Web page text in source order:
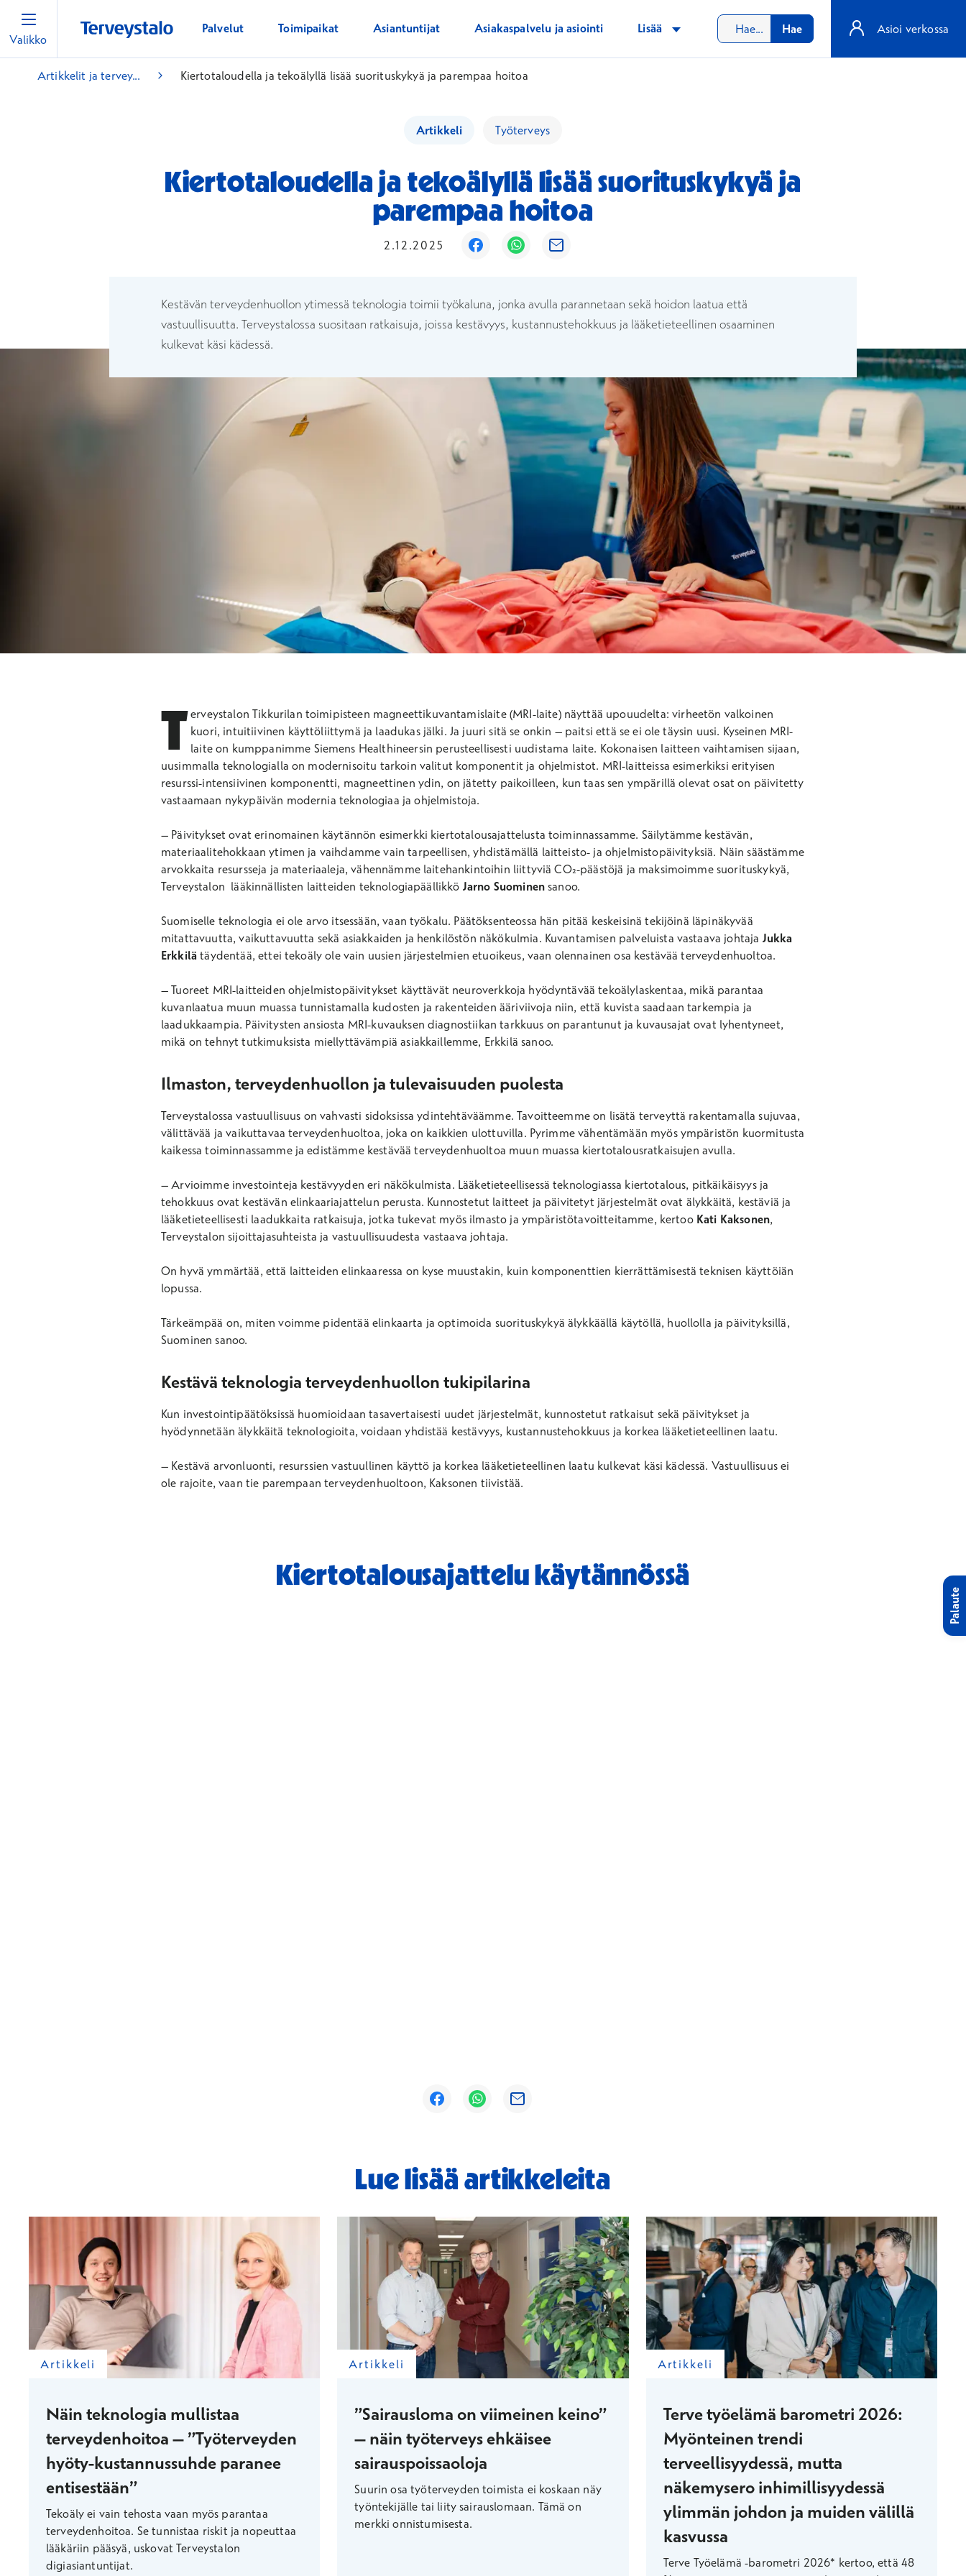
Valikko
Palvelut Toimipaikat Asiantuntijat Asiakaspalvelu ja asiointi Lisää Hae Asioi verkossa
Artikkelit ja tervey... Kiertotaloudella ja tekoälyllä lisää suorituskykyä ja parempaa hoitoa
Artikkeli Työterveys
Kiertotaloudella ja tekoälyllä lisää suorituskykyä ja
parempaa hoitoa
2.12.2025 Avautuu uuteen ikkunaan
Avautuu uuteen ikkunaan
Avautuu uuteen ikkunaan
Kestävän terveydenhuollon ytimessä teknologia toimii työkaluna, jonka avulla parannetaan sekä hoidon laatua että
vastuullisuutta. Terveystalossa suositaan ratkaisuja, joissa kestävyys, kustannustehokkuus ja lääketieteellinen osaaminen
kulkevat käsi kädessä.
T erveystalon Tikkurilan toimipisteen magneettikuvantamislaite (MRI-laite) näyttää upouudelta: virheetön valkoinen
kuori, intuitiivinen käyttöliittymä ja laadukas jälki. Ja juuri sitä se onkin – paitsi että se ei ole täysin uusi. Kyseinen MRI-
laite on kumppanimme Siemens Healthineersin perusteellisesti uudistama laite. Kokonaisen laitteen vaihtamisen sijaan,
uusimmalla teknologialla on modernisoitu tarkoin valitut komponentit ja ohjelmistot. MRI-laitteissa esimerkiksi erityisen
resurssi-intensiivinen komponentti, magneettinen ydin, on jätetty paikoilleen, kun taas sen ympärillä olevat osat on päivitetty
vastaamaan nykypäivän modernia teknologiaa ja ohjelmistoja.
– Päivitykset ovat erinomainen käytännön esimerkki kiertotalousajattelusta toiminnassamme. Säilytämme kestävän,
materiaalitehokkaan ytimen ja vaihdamme vain tarpeellisen, yhdistämällä laitteisto- ja ohjelmistopäivityksiä. Näin säästämme
arvokkaita resursseja ja materiaaleja, vähennämme laitehankintoihin liittyviä CO₂-päästöjä ja maksimoimme suorituskykyä,
Terveystalon lääkinnällisten laitteiden teknologiapäällikkö Jarno Suominen sanoo.
Suomiselle teknologia ei ole arvo itsessään, vaan työkalu. Päätöksenteossa hän pitää keskeisinä tekijöinä läpinäkyvää
mitattavuutta, vaikuttavuutta sekä asiakkaiden ja henkilöstön näkökulmia. Kuvantamisen palveluista vastaava johtaja Jukka
Erkkilä täydentää, ettei tekoäly ole vain uusien järjestelmien etuoikeus, vaan olennainen osa kestävää terveydenhuoltoa.
–Tuoreet MRI-laitteiden ohjelmistopäivitykset käyttävät neuroverkkoja hyödyntävää tekoälylaskentaa, mikä parantaa
kuvanlaatua muun muassa tunnistamalla kudosten ja rakenteiden ääriviivoja niin, että kuvista saadaan tarkempia ja
laadukkaampia. Päivitysten ansiosta MRI-kuvauksen diagnostiikan tarkkuus on parantunut ja kuvausajat ovat lyhentyneet,
mikä on tehnyt tutkimuksista miellyttävämpiä asiakkaillemme, Erkkilä sanoo.
Ilmaston, terveydenhuollon ja tulevaisuuden puolesta
Terveystalossa vastuullisuus on vahvasti sidoksissa ydintehtäväämme. Tavoitteemme on lisätä terveyttä rakentamalla sujuvaa,
välittävää ja vaikuttavaa terveydenhuoltoa, joka on kaikkien ulottuvilla. Pyrimme vähentämään myös ympäristön kuormitusta
kaikessa toiminnassamme ja edistämme kestävää terveydenhuoltoa muun muassa kiertotalousratkaisujen avulla.
–Arvioimme investointeja kestävyyden eri näkökulmista. Lääketieteellisessä teknologiassa kiertotalous, pitkäikäisyys ja
tehokkuus ovat kestävän elinkaariajattelun perusta. Kunnostetut laitteet ja päivitetyt järjestelmät ovat älykkäitä, kestäviä ja
lääketieteellisesti laadukkaita ratkaisuja, jotka tukevat myös ilmasto ja ympäristötavoitteitamme, kertoo Kati Kaksonen,
Terveystalon sijoittajasuhteista ja vastuullisuudesta vastaava johtaja.
On hyvä ymmärtää, että laitteiden elinkaaressa on kyse muustakin, kuin komponenttien kierrättämisestä teknisen käyttöiän
lopussa.
Tärkeämpää on, miten voimme pidentää elinkaarta ja optimoida suorituskykyä älykkäällä käytöllä, huollolla ja päivityksillä,
Suominen sanoo.
Kestävä teknologia terveydenhuollon tukipilarina
Kun investointipäätöksissä huomioidaan tasavertaisesti uudet järjestelmät, kunnostetut ratkaisut sekä päivitykset ja
hyödynnetään älykkäitä teknologioita, voidaan yhdistää kestävyys, kustannustehokkuus ja korkea lääketieteellinen laatu.
– Kestävä arvonluonti, resurssien vastuullinen käyttö ja korkea lääketieteellinen laatu kulkevat käsi kädessä. Vastuullisuus ei
ole rajoite, vaan tie parempaan terveydenhuoltoon, Kaksonen tiivistää.
Kiertotalousajattelu käytännössä
Avautuu uuteen ikkunaan
Avautuu uuteen ikkunaan
Avautuu uuteen ikkunaan
Lue lisää artikkeleita
Artikkeli
Näin teknologia mullistaa
terveydenhoitoa – ”Työterveyden
hyöty-kustannussuhde paranee
entisestään”
Tekoäly ei vain tehosta vaan myös parantaa
terveydenhoitoa. Se tunnistaa riskit ja nopeuttaa
lääkäriin pääsyä, uskovat Terveystalon
digiasiantuntijat.
Artikkeli
”Sairausloma on viimeinen keino”
– näin työterveys ehkäisee
sairauspoissaoloja
Suurin osa työterveyden toimista ei koskaan näy
työntekijälle tai liity sairauslomaan. Tämä on
merkki onnistumisesta.
Artikkeli
Terve työelämä barometri 2026:
Myönteinen trendi
terveellisyydessä, mutta
näkemysero inhimillisyydessä
ylimmän johdon ja muiden välillä
kasvussa
Terve Työelämä -barometri 2026* kertoo, että 48
Palaute